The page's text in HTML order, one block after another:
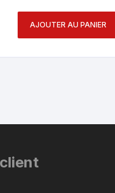
AJOUTER AU PANIER